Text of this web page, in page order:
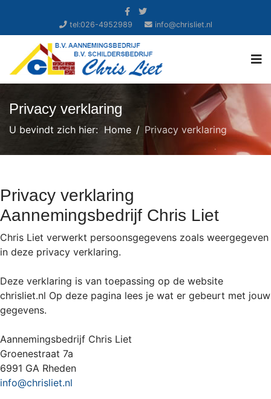
tel:026-4952989 info@chrisliet.nl
Privacy verklaring
U bevindt zich hier: Home Privacy verklaring
Privacy verklaring
Aannemingsbedrijf Chris Liet
Chris Liet verwerkt persoonsgegevens zoals weergegeven
in deze privacy verklaring.
Deze verklaring is van toepassing op de website
chrisliet.nl Op deze pagina lees je wat er gebeurt met jouw
gegevens.
Aannemingsbedrijf Chris Liet
Groenestraat 7a
6991 GA Rheden
info@chrisliet.nl